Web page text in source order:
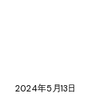
2024年5月13日